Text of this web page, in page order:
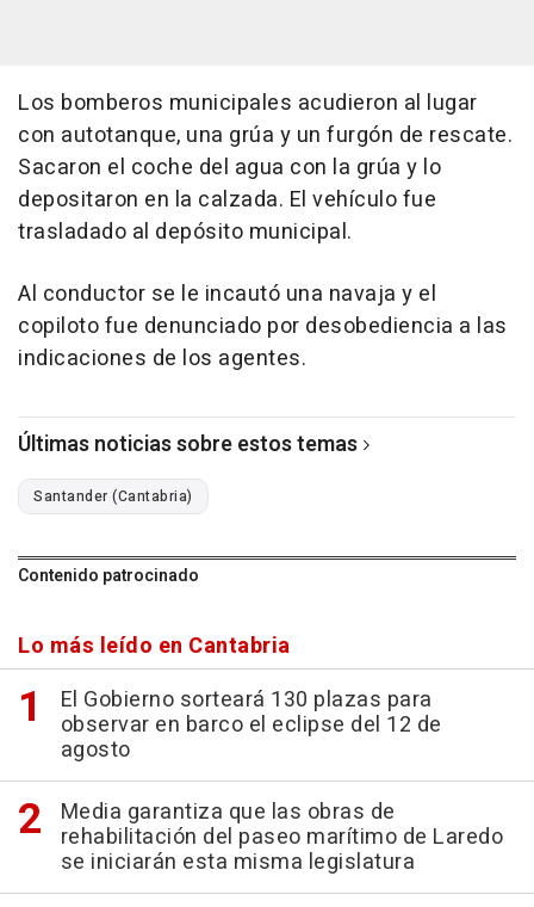
Los bomberos municipales acudieron al lugar
con autotanque, una grúa y un furgón de rescate.
Sacaron el coche del agua con la grúa y lo
depositaron en la calzada. El vehículo fue
trasladado al depósito municipal.
Al conductor se le incautó una navaja y el
copiloto fue denunciado por desobediencia a las
indicaciones de los agentes.
Últimas noticias sobre estos temas
Santander (Cantabria)
Contenido patrocinado
Lo más leído en Cantabria
El Gobierno sorteará 130 plazas para
observar en barco el eclipse del 12 de
agosto
Media garantiza que las obras de
rehabilitación del paseo marítimo de Laredo
se iniciarán esta misma legislatura